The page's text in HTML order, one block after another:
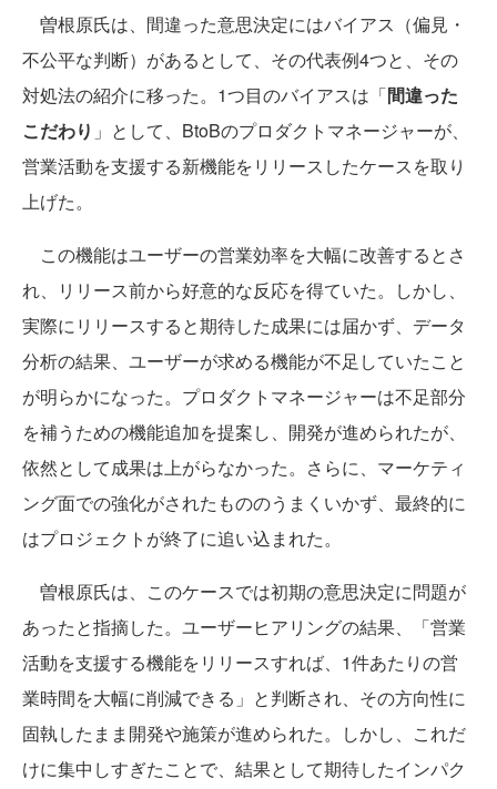
曽根原氏は、間違った意思決定にはバイアス（偏見・
不公平な判断）があるとして、その代表例4つと、その
対処法の紹介に移った。1つ目のバイアスは「間違った
こだわり 」として、BtoBのプロダクトマネージャーが、
営業活動を支援する新機能をリリースしたケースを取り
上げた。
この機能はユーザーの営業効率を大幅に改善するとさ
れ、リリース前から好意的な反応を得ていた。しかし、
実際にリリースすると期待した成果には届かず、データ
分析の結果、ユーザーが求める機能が不足していたこと
が明らかになった。プロダクトマネージャーは不足部分
を補うための機能追加を提案し、開発が進められたが、
依然として成果は上がらなかった。さらに、マーケティ
ング面での強化がされたもののうまくいかず、最終的に
はプロジェクトが終了に追い込まれた。
曽根原氏は、このケースでは初期の意思決定に問題が
あったと指摘した。ユーザーヒアリングの結果、「営業
活動を支援する機能をリリースすれば、1件あたりの営
業時間を大幅に削減できる」と判断され、その方向性に
固執したまま開発や施策が進められた。しかし、これだ
けに集中しすぎたことで、結果として期待したインパク